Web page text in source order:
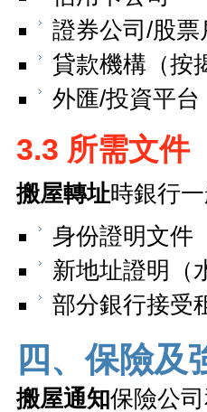
證券公司/股票
貸款機構（按
外匯/投資平台
3.3 所需文件
搬屋轉址時銀行
身份證明文件
新地址證明（
部分銀行接受
四、保險及
搬屋通知保險公